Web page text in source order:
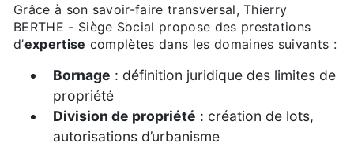
Grâce à son savoir-faire transversal, Thierry
BERTHE - Siège Social propose des prestations
d’expertise complètes dans les domaines suivants :
Bornage : définition juridique des limites de
propriété
Division de propriété : création de lots,
autorisations d’urbanisme